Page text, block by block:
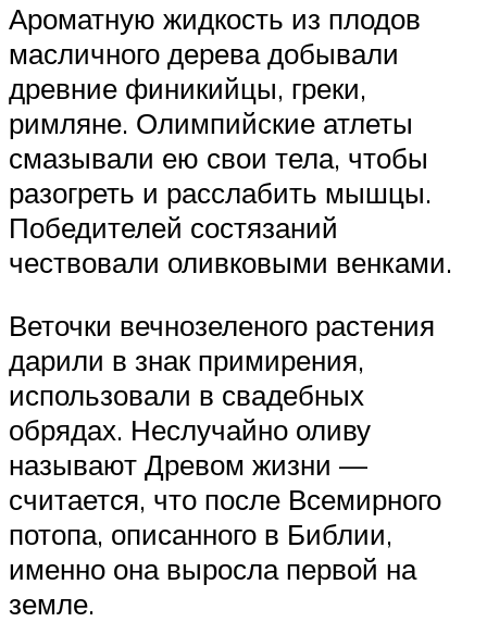
Ароматную жидкость из плодов
масличного дерева добывали
древние финикийцы, греки,
римляне. Олимпийские атлеты
смазывали ею свои тела, чтобы
разогреть и расслабить мышцы.
Победителей состязаний
чествовали оливковыми венками.
Веточки вечнозеленого растения
дарили в знак примирения,
использовали в свадебных
обрядах. Неслучайно оливу
называют Древом жизни —
считается, что после Всемирного
потопа, описанного в Библии,
именно она выросла первой на
земле.